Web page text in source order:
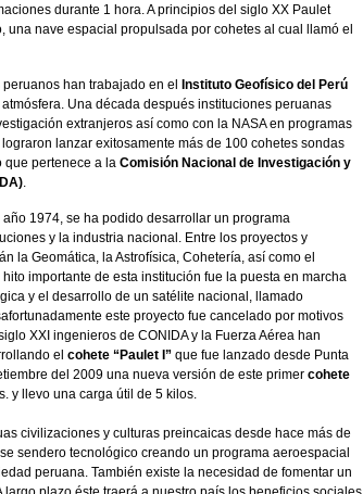
durante 1 hora. A principios del siglo XX Paulet
una nave espacial propulsada por cohetes al cual llamó el
han trabajado en el Instituto Geofísico del Perú
Una década después instituciones peruanas
extranjeros así como con la NASA en programas
lanzar exitosamente más de 100 cohetes sondas
que pertenece a la Comisión Nacional de Investigación y
.
1974, se ha podido desarrollar un programa
y la industria nacional. Entre los proyectos y
la Geomática, la Astrofísica, Cohetería, así como el
importante de esta institución fue la puesta en marcha
y el desarrollo de un satélite nacional, llamado
este proyecto fue cancelado por motivos
XXI ingenieros de CONIDA y la Fuerza Aérea han
el cohete “Paulet I” que fue lanzado desde Punta
del 2009 una nueva versión de este primer cohete
y llevo una carga útil de 5 kilos.
civilizaciones y culturas preincaicas desde hace más de
sendero tecnológico creando un programa aeroespacial
peruana. También existe la necesidad de fomentar un